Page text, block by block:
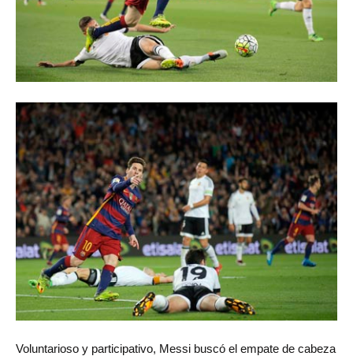
Voluntarioso y participativo, Messi buscó el empate de cabeza